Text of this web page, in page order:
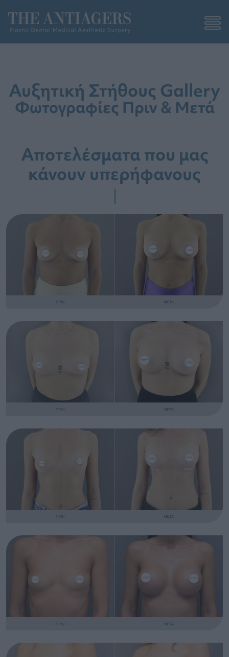
Αυξητική Στήθους Gallery
Φωτογραφίες Πριν & Μετά
Αποτελέσματα που μας
κάνουν υπερήφανους